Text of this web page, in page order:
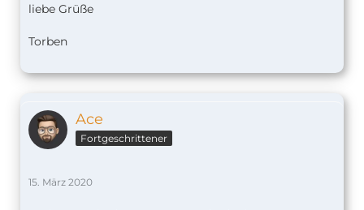
liebe Grüße
Torben
Ace
Fortgeschrittener
15. März 2020